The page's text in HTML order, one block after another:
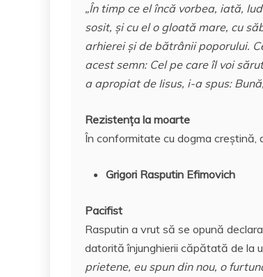
„În timp ce el încă vorbea, iată,
sosit, şi cu el o gloată mare, cu
arhierei şi de bătrânii poporului.
acest semn: Cel pe care îl voi
a apropiat de Iisus, i-a spus:
Rezistenţa la moarte
În conformitate cu dogma
Grigori Rasputin Efimovich
Pacifist
Rasputin a vrut să se opună
datorită înjunghierii căpătată de la
prietene, eu spun din nou, o